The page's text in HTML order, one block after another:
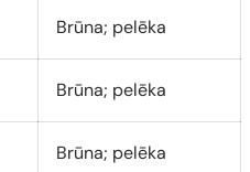
Brūna; pelēka
Brūna; pelēka
Brūna; pelēka